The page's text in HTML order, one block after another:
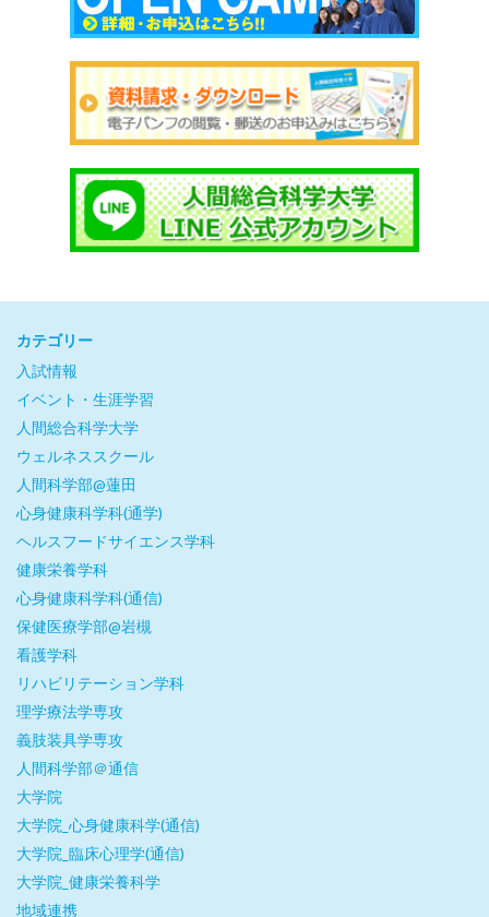
カテゴリー
入試情報
イベント・生涯学習
人間総合科学大学
ウェルネススクール
人間科学部@蓮田
心身健康科学科(通学)
ヘルスフードサイエンス学科
健康栄養学科
心身健康科学科(通信)
保健医療学部@岩槻
看護学科
リハビリテーション学科
理学療法学専攻
義肢装具学専攻
人間科学部＠通信
大学院
大学院_心身健康科学(通信)
大学院_臨床心理学(通信)
大学院_健康栄養科学
地域連携